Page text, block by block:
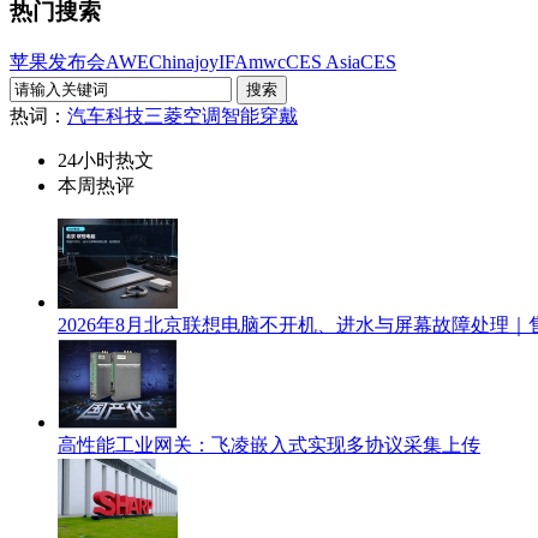
热门搜索
苹果发布会AWEChinajoyIFAmwcCES AsiaCES
热词： 汽车科技三菱空调智能穿戴
24小时热文
本周热评
2026年8月北京联想电脑不开机、进水与屏幕故障处理｜
高性能工业网关：飞凌嵌入式实现多协议采集上传